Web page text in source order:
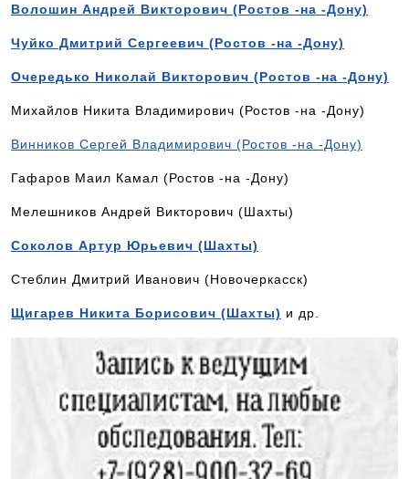
Волошин Андрей Викторович (Ростов -на -Дону)
Чуйко Дмитрий Сергеевич (Ростов -на -Дону)
Очередько Николай Викторович (Ростов -на -Дону)
Михайлов Никита Владимирович (Ростов -на -Дону)
Винников Сергей Владимирович (Ростов -на -Дону)
Гафаров Маил Камал (Ростов -на -Дону)
Мелешников Андрей Викторович (Шахты)
Соколов Артур Юрьевич (Шахты)
Стеблин Дмитрий Иванович (Новочеркасск)
Щигарев Никита Борисович (Шахты) и др.